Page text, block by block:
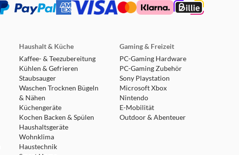
Haushalt & Küche
Kaffee- & Teezubereitung
Kühlen & Gefrieren
Staubsauger
Waschen Trocknen Bügeln
& Nähen
Küchengeräte
Kochen Backen & Spülen
Haushaltsgeräte
Wohnklima
Haustechnik
Gaming & Freizeit
PC-Gaming Hardware
PC-Gaming Zubehör
Sony Playstation
Microsoft Xbox
Nintendo
E-Mobilität
Outdoor & Abenteuer